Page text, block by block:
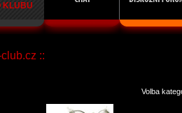
KLUBU
::
Volba